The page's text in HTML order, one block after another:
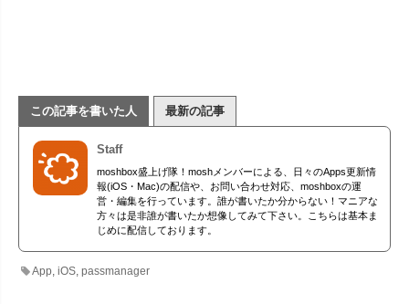
この記事を書いた人 最新の記事
Staff
moshbox盛上げ隊！moshメンバーによる、日々のApps更新情
報(iOS・Mac)の配信や、お問い合わせ対応、moshboxの運
営・編集を行っています。誰が書いたか分からない！マニアな
方々は是非誰が書いたか想像してみて下さい。こちらは基本ま
じめに配信しております。
App,iOS,passmanager